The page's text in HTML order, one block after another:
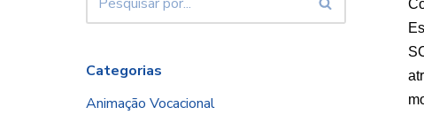
Categorias
Animação Vocacional